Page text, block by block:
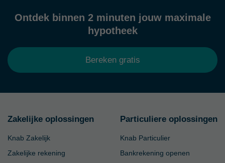
Ontdek binnen 2 minuten jouw maximale
hypotheek
Bereken gratis
Zakelijke oplossingen
Knab Zakelijk
Zakelijke rekening
Particuliere oplossingen
Knab Particulier
Bankrekening openen